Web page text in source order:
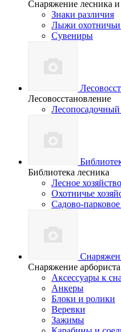
Снаряжение лесника и
Знаки различия
Лыжи охотничьи
Сувениры
Лесовосстановление
Библиотека лесника
Лесное хозяйство
Охотничье
Садово-парковое
Снаряжение арбориста
Аксессуары к
Анкеры
Блоки и ролики
Веревки
Зажимы